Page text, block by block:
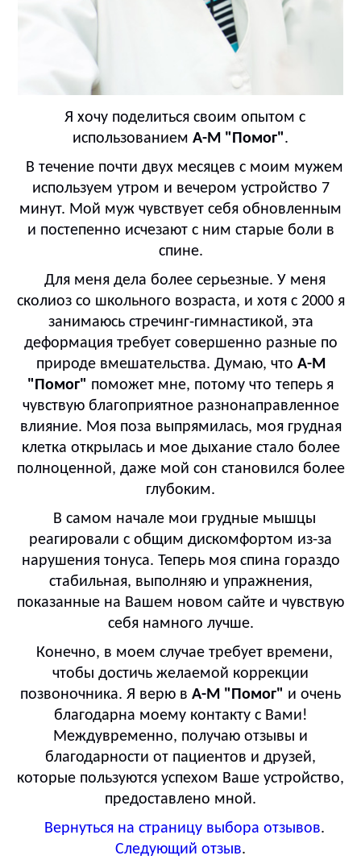
Я хочу поделиться своим опытом с
использованием А-М "Помог".
В течение почти двух месяцев с моим мужем
используем утром и вечером устройство 7
минут. Мой муж чувствует себя обновленным
и постепенно исчезают с ним старые боли в
спине.
Для меня дела более серьезные. У меня
сколиоз со школьного возраста, и хотя с 2000 я
занимаюсь стречинг-гимнастикой, эта
деформация требует совершенно разные по
природе вмешательства. Думаю, что А-М
"Помог" поможет мне, потому что теперь я
чувствую благоприятное разнонаправленное
влияние. Моя поза выпрямилась, моя грудная
клетка открылась и мое дыхание стало более
полноценной, даже мой сон становился более
глубоким.
В самом начале мои грудные мышцы
реагировали с общим дискомфортом из-за
нарушения тонуса. Теперь моя спина гораздо
стабильная, выполняю и упражнения,
показанные на Вашем новом сайте и чувствую
себя намного лучше.
Конечно, в моем случае требует времени,
чтобы достичь желаемой коррекции
позвоночника. Я верю в А-М "Помог" и очень
благодарна моему контакту с Вами!
Междувременно, получаю отзывы и
благодарности от пациентов и друзей,
которые пользуются успехом Ваше устройство,
предоставлено мной.
Вернуться на страницу выбора отзывов.
Следующий отзыв.